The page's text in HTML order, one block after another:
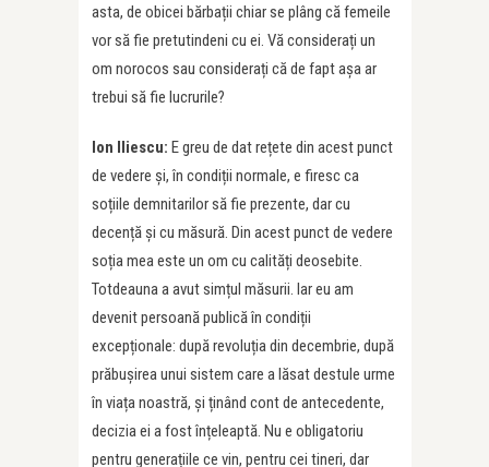
asta, de obicei bărbații chiar se plâng că femeile
vor să fie pretutindeni cu ei. Vă considerați un
om norocos sau considerați că de fapt așa ar
trebui să fie lucrurile?
Ion Iliescu: E greu de dat rețete din acest punct
de vedere și, în condiții normale, e firesc ca
soțiile demnitarilor să fie prezente, dar cu
decență și cu măsură. Din acest punct de vedere
soția mea este un om cu calități deosebite.
Totdeauna a avut simțul măsurii. Iar eu am
devenit persoană publică în condiții
excepționale: după revoluția din decembrie, după
prăbușirea unui sistem care a lăsat destule urme
în viața noastră, și ținând cont de antecedente,
decizia ei a fost înțeleaptă. Nu e obligatoriu
pentru generațiile ce vin, pentru cei tineri, dar